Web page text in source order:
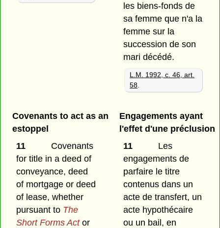
les biens-fonds de
sa femme que n'a la
femme sur la
succession de son
mari décédé.
L.M. 1992, c. 46, art.
58
Covenants to act as an
estoppel
11
Covenants
for title in a deed of
conveyance, deed
of mortgage or deed
of lease, whether
pursuant to The
Short Forms Actor
Engagements ayant
l'effet d'une préclusion
11
Les
engagements de
parfaire le titre
contenus dans un
acte de transfert, un
acte hypothécaire
ou un bail, en